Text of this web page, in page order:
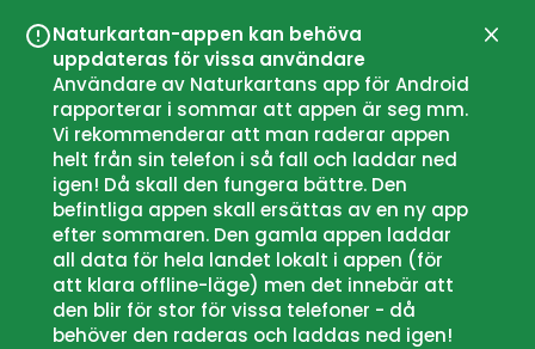
Naturkartan-appen kan behöva
uppdateras för vissa användare
Användare av Naturkartans app för Android
rapporterar i sommar att appen är seg mm.
Vi rekommenderar att man raderar appen
helt från sin telefon i så fall och laddar ned
igen! Då skall den fungera bättre. Den
befintliga appen skall ersättas av en ny app
efter sommaren. Den gamla appen laddar
all data för hela landet lokalt i appen (för
att klara offline-läge) men det innebär att
den blir för stor för vissa telefoner - då
behöver den raderas och laddas ned igen!